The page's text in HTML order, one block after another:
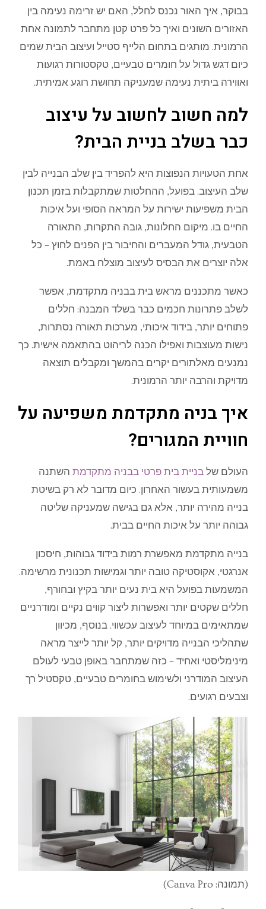
בבוקר, איך האור נכנס לחלל, האם יש זרימה נעימה בין
האזורים השונים ואיך כל פרט קטן מתחבר לתמונה אחת
הרמונית. מותגים בתחום הלייף סטייל ועיצוב הבית שמים
כיום דגש גדול על חומרים טבעיים, טקסטורות רגועות
ואווירה ביתית נעימה שמעניקה תחושת רוגע אמיתית.
למה חשוב לחשוב על עיצוב
כבר בשלב בניית הבית?
אחת הטעויות הנפוצות היא להפריד בין שלב הבנייה לבין
שלב העיצוב. בפועל, ההחלטות שמתקבלות בזמן תכנון
הבית משפיעות ישירות על המראה הסופי ועל איכות
החיים בו. מיקום החלונות, גובה התקרות, התאורה
הטבעית, גודל המעברים והחיבור בין הפנים לחוץ – כל
אלה יוצרים את הבסיס לעיצוב מוצלח באמת.
כאשר מתכננים מראש בית בבניה מתקדמת, אפשר
לשלב פתרונות חכמים כבר בשלד המבנה: חללים
פתוחים יותר, בידוד איכותי, מערכות תאורה נסתרות,
נישות מעוצבות ואפילו הכנה לריהוט בהתאמה אישית. כך
נמנעים מאלתורים יקרים בהמשך ומקבלים תוצאה
מדויקת והרבה יותר הרמונית.
איך בניה מתקדמת משפיעה על
חוויית המגורים?
העולם של בניית בית פרטי בבניה מתקדמת השתנה
משמעותית בעשור האחרון. כיום מדובר לא רק בשיטת
בנייה מהירה יותר, אלא גם בגישה שמעניקה שליטה
גבוהה יותר על איכות החיים בבית.
בנייה מתקדמת מאפשרת רמות בידוד גבוהות, חיסכון
אנרגטי, אקוסטיקה טובה יותר וגמישות תכנונית מרשימה.
המשמעות בפועל היא בית נעים יותר בקיץ ובחורף,
חללים שקטים יותר ואפשרות ליצור קווים נקיים ומודרניים
שמתאימים במיוחד לעיצוב עכשווי. בנוסף, מכיוון
שתהליכי הבנייה מדויקים יותר, קל יותר לייצר מראה
מינימליסטי ואחיד – כזה שמתחבר באופן טבעי לעולם
העיצוב המודרני ולשימוש בחומרים טבעיים, טקסטיל רך
וצבעים רגועים.
(תמונה: Canva Pro)